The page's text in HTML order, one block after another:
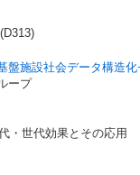
盤施設社会データ構造化
ープ
・世代効果とその応用